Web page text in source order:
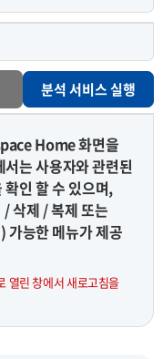
분석 서비스 실행
Home 화면을
는 사용자와 관련된
인 할 수 있으며,
삭제 / 복제 또는
능한 메뉴가 제공
열린 창에서 새로고침을